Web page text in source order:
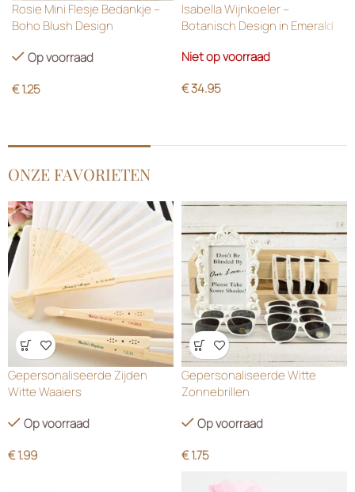
Rosie Mini Flesje Bedankje –
Boho Blush Design
Op voorraad
€1.25
Isabella Wijnkoeler –
Botanisch Design in Emerald
Niet op voorraad
€34.95
ONZE FAVORIETEN
Wensenlijst
Gepersonaliseerde Zijden
Witte Waaiers
Op voorraad
€1.99
Wensenlijst
Gepersonaliseerde Witte
Zonnebrillen
Op voorraad
€1.75